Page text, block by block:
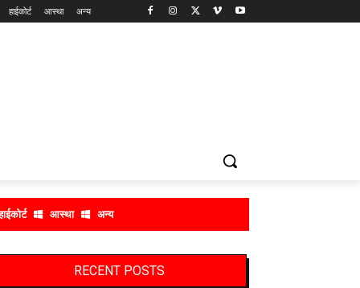
हाईकोर्ट आस्था अन्य
आस्था अन्य
RECENT POSTS